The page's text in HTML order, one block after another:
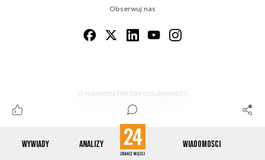
Wywiady Analizy Wiadomości
Obserwuj nas
O NAS KONTAKTREGULAMINRSS
© 2012-2026 ENERGETYKA24